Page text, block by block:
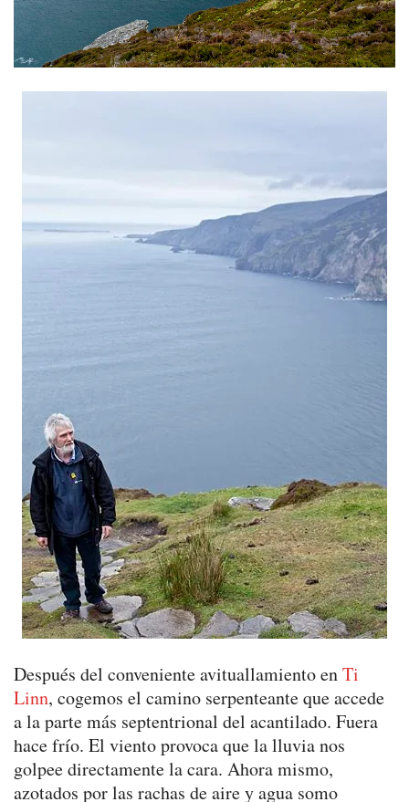
Después del conveniente avituallamiento enTi
Linn, cogemos el camino serpenteante que accede
a la parte más septentrional del acantilado. Fuera
hace frío. El viento provoca que la lluvia nos
golpee directamente la cara. Ahora mismo,
azotados por las rachas de aire y agua somo